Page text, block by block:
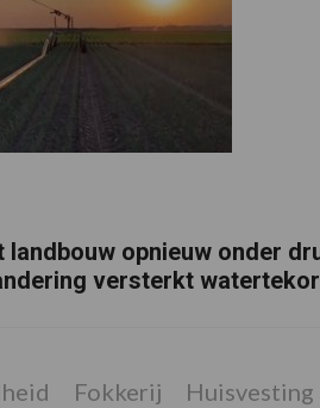
landbouw opnieuw onder
versterkt
Fokkerij Huisvesting